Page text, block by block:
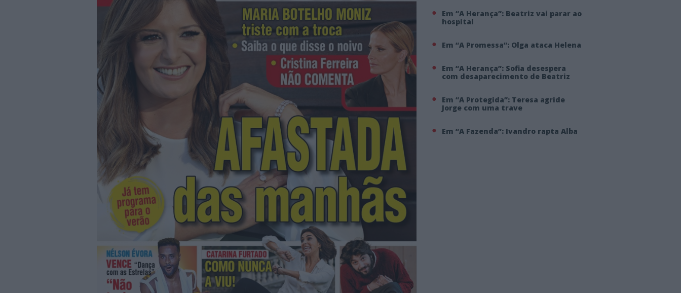
Em “A Herança”: Beatriz vai parar ao
hospital
Em “A Promessa”: Olga ataca Helena
Em “A Herança”: Sofia desespera
com desaparecimento de Beatriz
Em “A Protegida”: Teresa agride
Jorge com uma trave
Em “A Fazenda”: Ivandro rapta Alba